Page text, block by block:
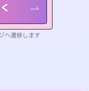
へ遷移します